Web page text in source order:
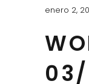
enero 2,